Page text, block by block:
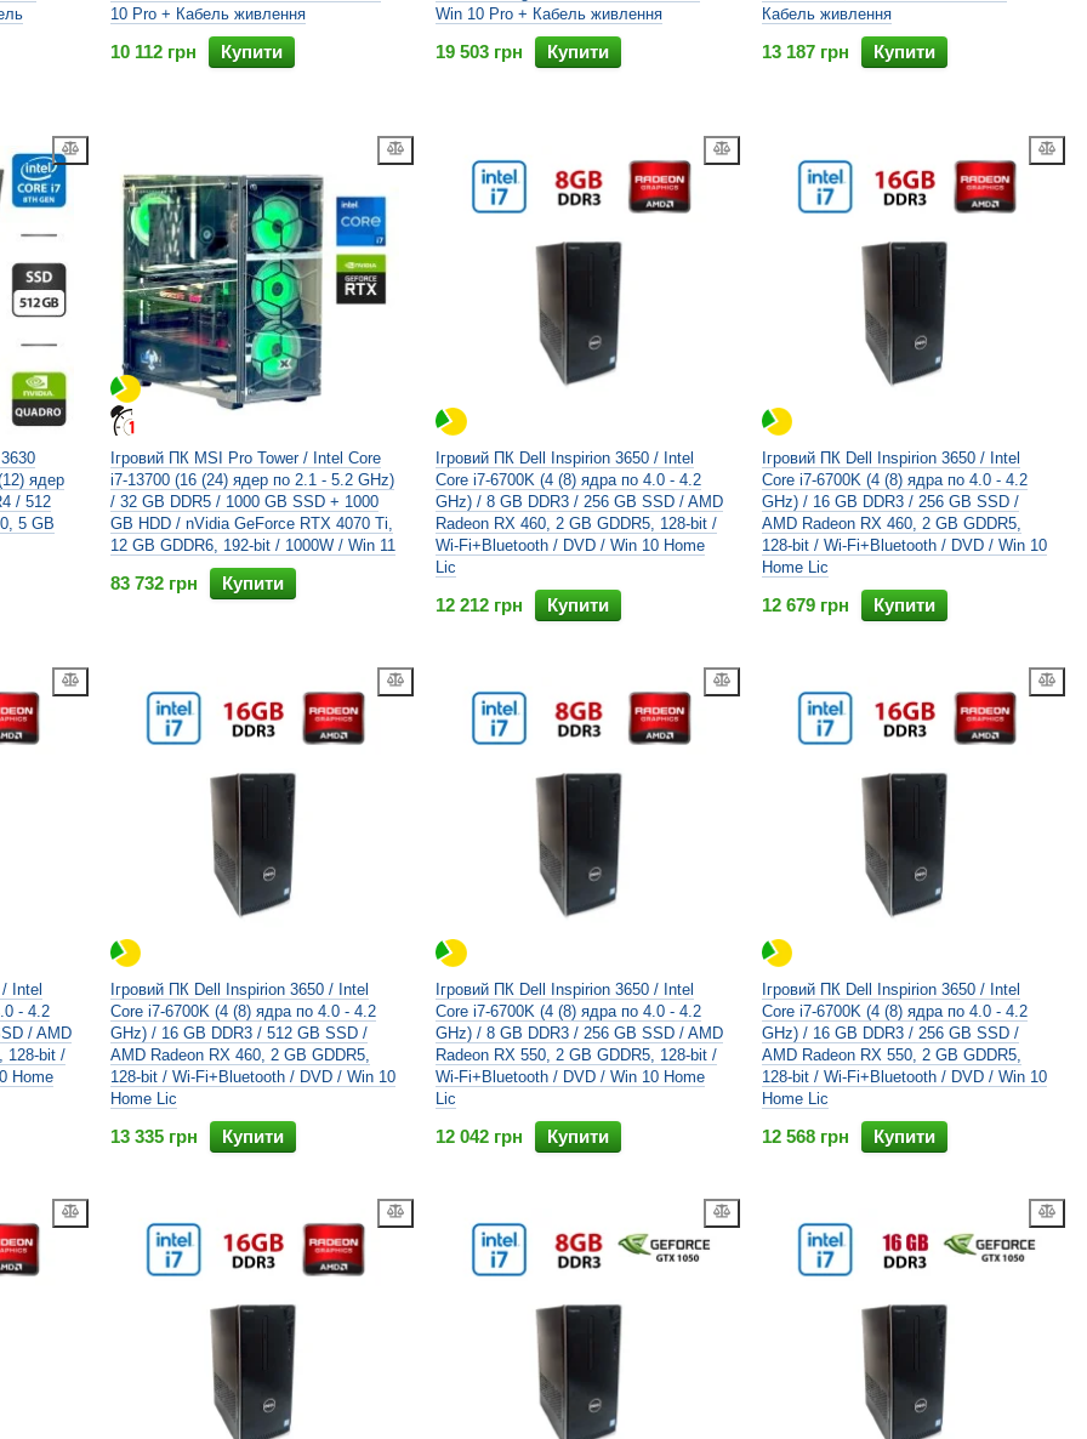
10 Pro + Кабель живлення
10 112 грн Купити
Win 10 Pro + Кабель живлення
19 503 грн Купити
Кабель живлення
13 187 грн Купити
ядер
/ 512
5 GB
Ігровий ПК MSI Pro Tower / Intel Core
i7-13700 (16 (24) ядер по 2.1 - 5.2 GHz)
/ 32 GB DDR5 / 1000 GB SSD + 1000
GB HDD / nVidia GeForce RTX 4070 Ti,
12 GB GDDR6, 192-bit / 1000W / Win 11
83 732 грн Купити
Ігровий ПК Dell Inspirion 3650 / Intel
Core i7-6700K (4 (8) ядра по 4.0 - 4.2
GHz) / 8 GB DDR3 / 256 GB SSD / AMD
Radeon RX 460, 2 GB GDDR5, 128-bit /
Wi-Fi+Bluetooth / DVD / Win 10 Home
Lic
12 212 грн Купити
Ігровий ПК Dell Inspirion 3650 / Intel
Core i7-6700K (4 (8) ядра по 4.0 - 4.2
GHz) / 16 GB DDR3 / 256 GB SSD /
AMD Radeon RX 460, 2 GB GDDR5,
128-bit / Wi-Fi+Bluetooth / DVD / Win 10
Home Lic
12 679 грн Купити
Intel
- 4.2
/ AMD
128-bit /
Home
Ігровий ПК Dell Inspirion 3650 / Intel
Core i7-6700K (4 (8) ядра по 4.0 - 4.2
GHz) / 16 GB DDR3 / 512 GB SSD /
AMD Radeon RX 460, 2 GB GDDR5,
128-bit / Wi-Fi+Bluetooth / DVD / Win 10
Home Lic
13 335 грн Купити
Ігровий ПК Dell Inspirion 3650 / Intel
Core i7-6700K (4 (8) ядра по 4.0 - 4.2
GHz) / 8 GB DDR3 / 256 GB SSD / AMD
Radeon RX 550, 2 GB GDDR5, 128-bit /
Wi-Fi+Bluetooth / DVD / Win 10 Home
Lic
12 042 грн Купити
Ігровий ПК Dell Inspirion 3650 / Intel
Core i7-6700K (4 (8) ядра по 4.0 - 4.2
GHz) / 16 GB DDR3 / 256 GB SSD /
AMD Radeon RX 550, 2 GB GDDR5,
128-bit / Wi-Fi+Bluetooth / DVD / Win 10
Home Lic
12 568 грн Купити